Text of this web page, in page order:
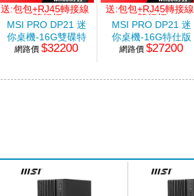
送:包包+RJ45轉接線
+隨行杯
MSI PRO DP21 迷
你桌機-16G雙碟特
仕版 (i3-
14100/16G/512G+1T/Win11)
網路價$32200
送:包包+RJ45轉接線
+隨行杯
MSI PRO DP21 迷
你桌機-16G特仕版
(i3-
網路價$27200